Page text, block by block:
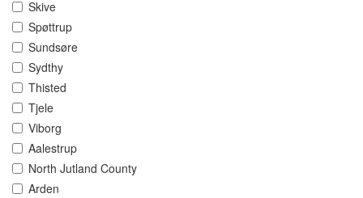
Skive
Spøttrup
Sundsøre
Sydthy
Thisted
Tjele
Viborg
Aalestrup
North Jutland County
Arden